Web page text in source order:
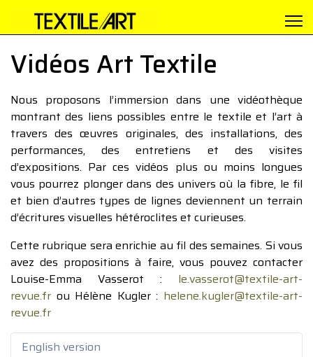
Vidéos Art Textile
Nous proposons l’immersion dans une vidéothèque
montrant des liens possibles entre le textile et l’art à
travers des œuvres originales, des installations, des
performances, des entretiens et des visites
d’expositions. Par ces vidéos plus ou moins longues
vous pourrez plonger dans des univers où la fibre, le fil
et bien d’autres types de lignes deviennent un terrain
d’écritures visuelles hétéroclites et curieuses.
Cette rubrique sera enrichie au fil des semaines. Si vous
avez des propositions à faire, vous pouvez contacter
Louise-Emma Vasserot : le.vasserot@textile-art-
revue.fr ou Hélène Kugler : helene.kugler@textile-art-
revue.fr
English version